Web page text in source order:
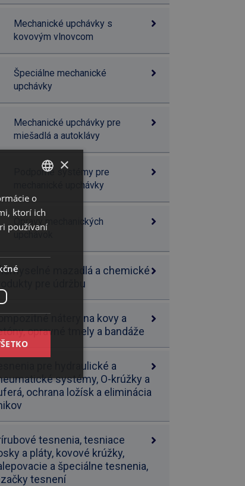
Mechanické upchávky s
kovovým vlnovcom
Špeciálne mechanické
upchávky
Mechanické upchávky pre
miešadlá a autoklávy
Podporné systémy pre
mechanické upchávky
Opravy mechanických
mazadlá a chemické
pre údržbu
nátery na kovy a
opravné tmely a bandáže
pre hydraulické a
systémy, O-krúžky a
ochrana ložísk a eliminácia
tesnenia, tesniace
a pláty, kovové krúžky,
a špeciálne tesnenia,
tesnení
SLOVAK
ENGLISH
×
o
ktorí ich
používaní